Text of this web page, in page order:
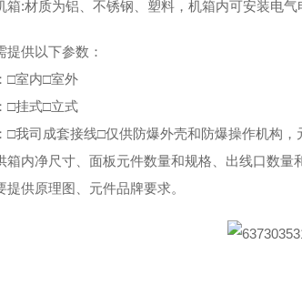
箱:材质为铝、不锈钢、塑料，机箱内可安装电气
提供以下参数：
□室内□室外
□挂式□立式
□我司成套接线□仅供防爆外壳和防爆操作机构，
箱内净尺寸、面板元件数量和规格、出线口数量
提供原理图、元件品牌要求。